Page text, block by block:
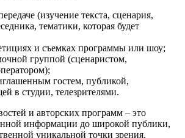
(изучение текста, сценария,
тематики, которая будет
и съемках программы или шоу;
группой (сценаристом,
гостем, публикой,
в студии, телезрителями.
и авторских программ – это
информации до широкой публики,
уникальной точки зрения.